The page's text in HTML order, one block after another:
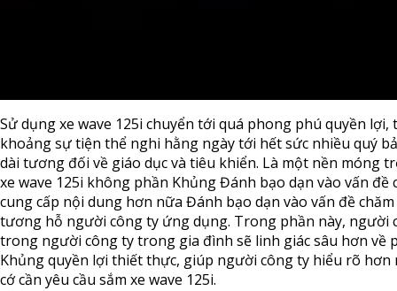
Sử dụng xe wave 125i chuyển tới quá phong phú quyền lợi,
khoảng sự tiện thể nghi hằng ngày tới hết sức nhiều quý
dài tương đối về giáo dục và tiêu khiển. Là một nền móng
xe wave 125i không phần Khủng Đánh bạo dạn vào vấn đề
cung cấp nội dung hơn nữa Đánh bạo dạn vào vấn đề chăm
tương hỗ người công ty ứng dụng. Trong phần này, người
trong người công ty trong gia đình sẽ linh giác sâu hơn về
Khủng quyền lợi thiết thực, giúp người công ty hiểu rõ hơn
cớ cần yêu cầu sắm xe wave 125i.